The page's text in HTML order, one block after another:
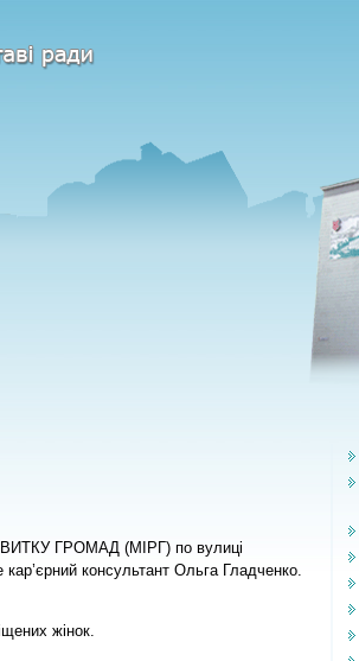
ГРОМАД (МІРГ) по вулиці
консультант Ольга Гладченко.
жінок.